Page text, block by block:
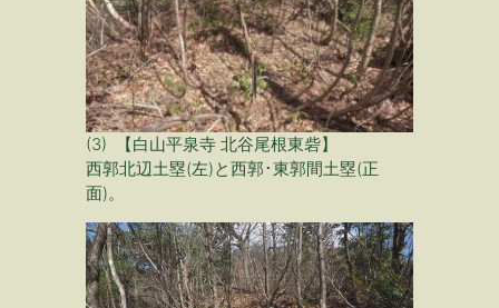
(3) 【白山平泉寺 北谷尾根東砦】
西郭北辺土塁(左)と西郭･東郭間土塁(正
面)。